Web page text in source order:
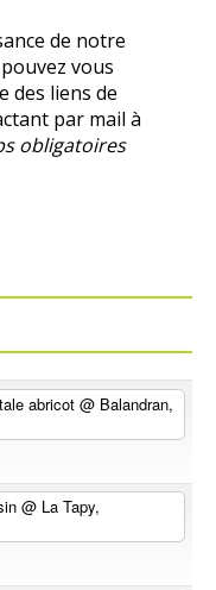
de notre
vous
des liens de
par mail à
obligatoires
abricot@ Balandran,
@ La Tapy,